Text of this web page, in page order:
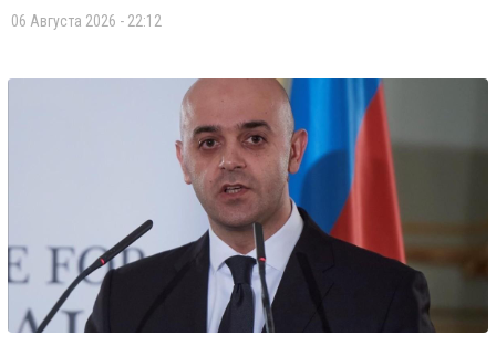
06 Августа 2026 - 22:12